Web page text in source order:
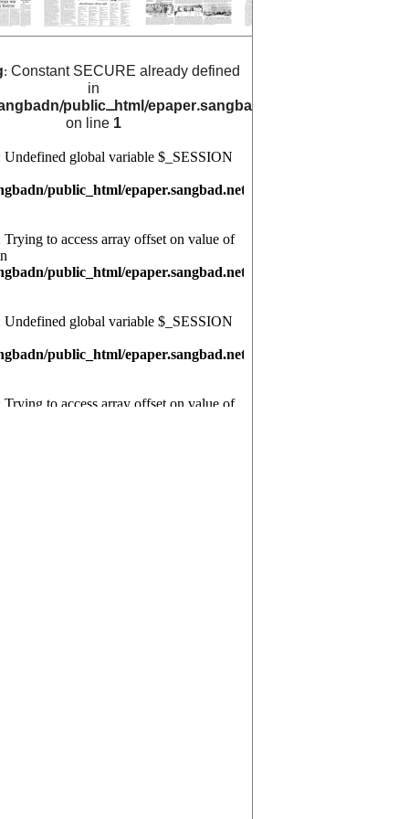
: Constant SECURE already defined
in
public_html/epaper.sangbad.net.bd/
on line 1